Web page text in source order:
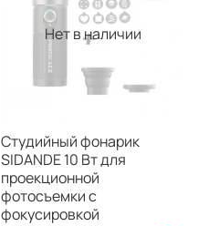
Нет в наличии
Студийный фонарик
SIDANDE 10 Вт для
проекционной
фотосъемки с
фокусировкой